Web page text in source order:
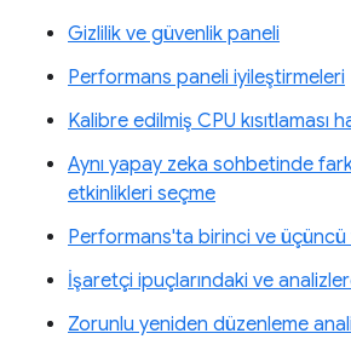
Gizlilik ve güvenlik paneli
Performans paneli iyileştirmeleri
Kalibre edilmiş CPU kısıtlaması
Aynı yapay zeka sohbetinde
etkinlikleri seçme
Performans'ta birinci ve
İşaretçi ipuçlarındaki ve
Zorunlu yeniden düzenleme